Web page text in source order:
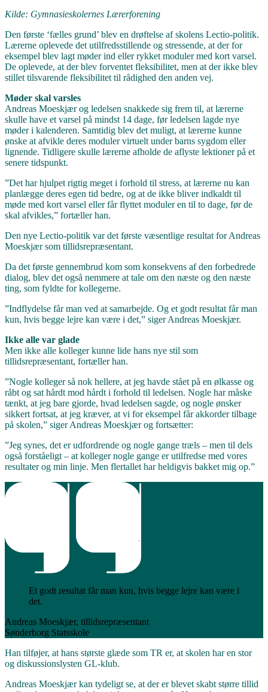
Kilde: Gymnasieskolernes Lærerforening
Den første ‘fælles grund’ blev en drøftelse af skolens Lectio-politik.
Lærerne oplevede det utilfredsstillende og stressende, at der for
eksempel blev lagt møder ind eller rykket moduler med kort varsel.
De oplevede, at der blev forventet fleksibilitet, men at der ikke blev
stillet tilsvarende fleksibilitet til rådighed den anden vej.
Møder skal varsles
Andreas Moeskjær og ledelsen snakkede sig frem til, at lærerne
skulle have et varsel på mindst 14 dage, før ledelsen lagde nye
møder i kalenderen. Samtidig blev det muligt, at lærerne kunne
ønske at afvikle deres moduler virtuelt under barns sygdom eller
lignende. Tidligere skulle lærerne afholde de aflyste lektioner på et
senere tidspunkt.
”Det har hjulpet rigtig meget i forhold til stress, at lærerne nu kan
planlægge deres egen tid bedre, og at de ikke bliver indkaldt til
møde med kort varsel eller får flyttet moduler en til to dage, før de
skal afvikles,” fortæller han.
Den nye Lectio-politik var det første væsentlige resultat for Andreas
Moeskjær som tillidsrepræsentant.
Da det første gennembrud kom som konsekvens af den forbedrede
dialog, blev det også nemmere at tale om den næste og den næste
ting, som fyldte for kollegerne.
”Indflydelse får man ved at samarbejde. Og et godt resultat får man
kun, hvis begge lejre kan være i det,” siger Andreas Moeskjær.
Ikke alle var glade
Men ikke alle kolleger kunne lide hans nye stil som
tillidsrepræsentant, fortæller han.
”Nogle kolleger så nok hellere, at jeg havde stået på en ølkasse og
råbt og sat hårdt mod hårdt i forhold til ledelsen. Nogle har måske
tænkt, at jeg bare gjorde, hvad ledelsen sagde, og nogle ønsker
sikkert fortsat, at jeg kræver, at vi for eksempel får akkorder tilbage
på skolen,” siger Andreas Moeskjær og fortsætter:
”Jeg synes, det er udfordrende og nogle gange træls – men til dels
også forståeligt – at kolleger nogle gange er utilfredse med vores
resultater og min linje. Men flertallet har heldigvis bakket mig op.”
Et godt resultat får man kun, hvis begge lejre kan være i
det.
Andreas Moeskjær, tillidsrepræsentant
Sønderborg Statsskole
Han tilføjer, at hans største glæde som TR er, at skolen har en stor
og diskussionslysten GL-klub.
Andreas Moeskjær kan tydeligt se, at der er blevet skabt større tillid